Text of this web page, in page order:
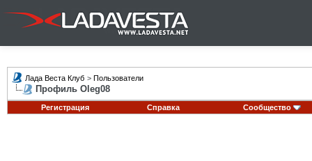
Лада Веста Клуб > Пользователи
Профиль Oleg08
Регистрация Справка Сообщество